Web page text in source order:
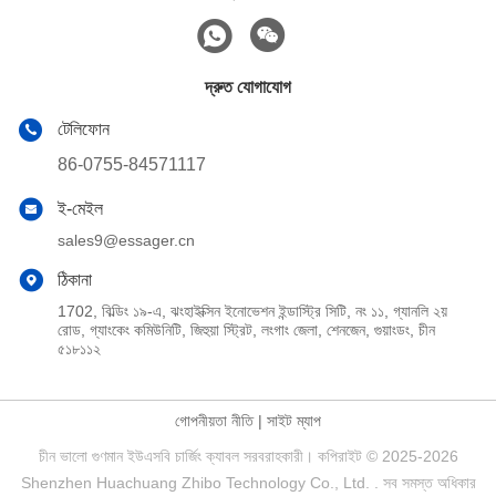
দ্রুত যোগাযোগ
টেলিফোন
86-0755-84571117
ই-মেইল
sales9@essager.cn
ঠিকানা
1702, বিল্ডিং ১৯-এ, ঝংহাইক্সিন ইনোভেশন ইন্ডাস্ট্রি সিটি, নং ১১, গ্যানলি ২য়
রোড, গ্যাংকেং কমিউনিটি, জিহুয়া স্ট্রিট, লংগাং জেলা, শেনজেন, গুয়াংডং, চীন
৫১৮১১২
গোপনীয়তা নীতি| সাইট ম্যাপ
চীন ভালো গুণমান ইউএসবি চার্জিং ক্যাবল সরবরাহকারী। কপিরাইট © 2025-2026
Shenzhen Huachuang Zhibo Technology Co., Ltd. . সব সমস্ত অধিকার